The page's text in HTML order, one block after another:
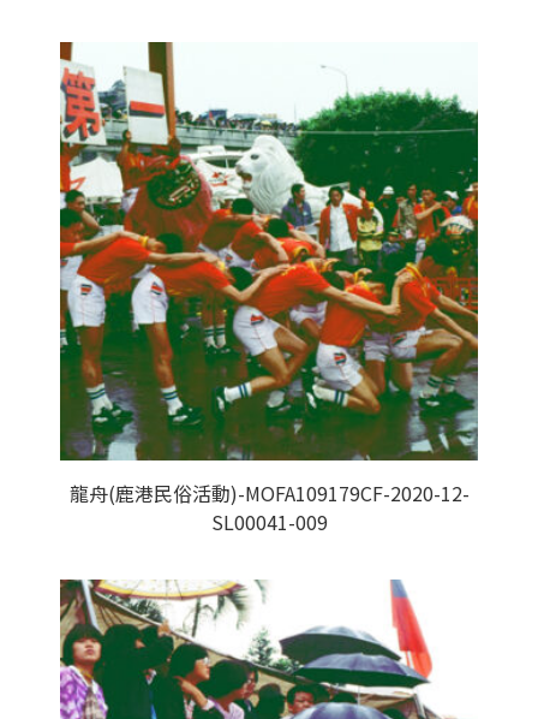
龍舟(鹿港民俗活動)-MOFA109179CF-2020-12-
SL00041-009